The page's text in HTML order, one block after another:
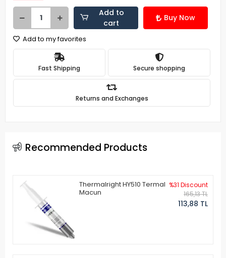
Add to
cart
Buy Now
Add to my favorites
Fast Shipping Secure shopping
Returns and Exchanges
Recommended Products
Thermalright HY510 Termal
Macun
%31 Discount
165,13 TL
113,88 TL